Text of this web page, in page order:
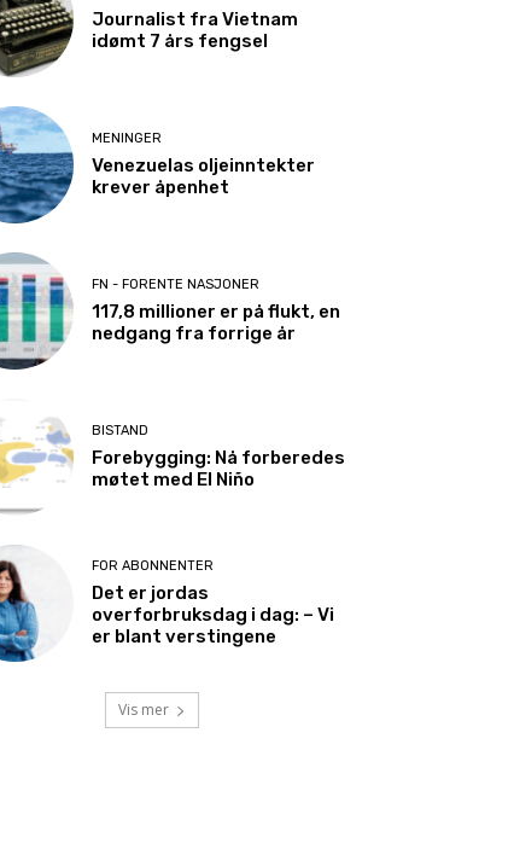
Journalist fra Vietnam
idømt 7 års fengsel
MENINGER
Venezuelas oljeinntekter
krever åpenhet
FN - FORENTE NASJONER
117,8 millioner er på flukt, en
nedgang fra forrige år
BISTAND
Forebygging: Nå forberedes
møtet med El Niño
FOR ABONNENTER
Det er jordas
overforbruksdag i dag: – Vi
er blant verstingene
Vis mer